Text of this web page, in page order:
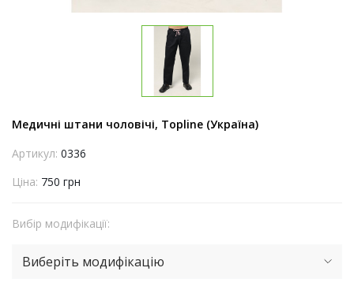
Медичні штани чоловічі, Topline (Україна)
Артикул: 0336
Ціна: 750 грн
Вибір модифікації:
Виберіть модифікацію